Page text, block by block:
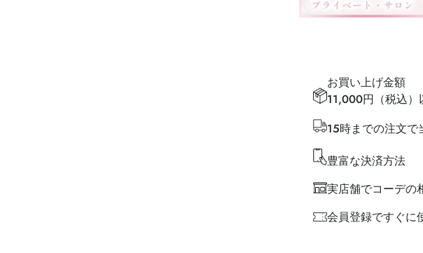
お買い上げ金額
11,000円（税込）
15時までの注文で
豊富な決済方法
実店舗でコーデの
会員登録ですぐに